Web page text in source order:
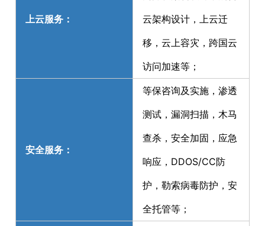
上云服务：
云架构设计，上云迁
移，云上容灾，跨国云
访问加速等；
安全服务：
等保咨询及实施，渗透
测试，漏洞扫描，木马
查杀，安全加固，应急
响应，DDOS/CC防
护，勒索病毒防护，安
全托管等；